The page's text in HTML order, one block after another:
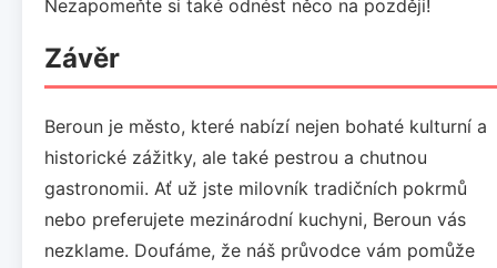
Nezapomeňte si také odnést něco na později!
Závěr
Beroun je město, které nabízí nejen bohaté kulturní a
historické zážitky, ale také pestrou a chutnou
gastronomii. Ať už jste milovník tradičních pokrmů
nebo preferujete mezinárodní kuchyni, Beroun vás
nezklame. Doufáme, že náš průvodce vám pomůže